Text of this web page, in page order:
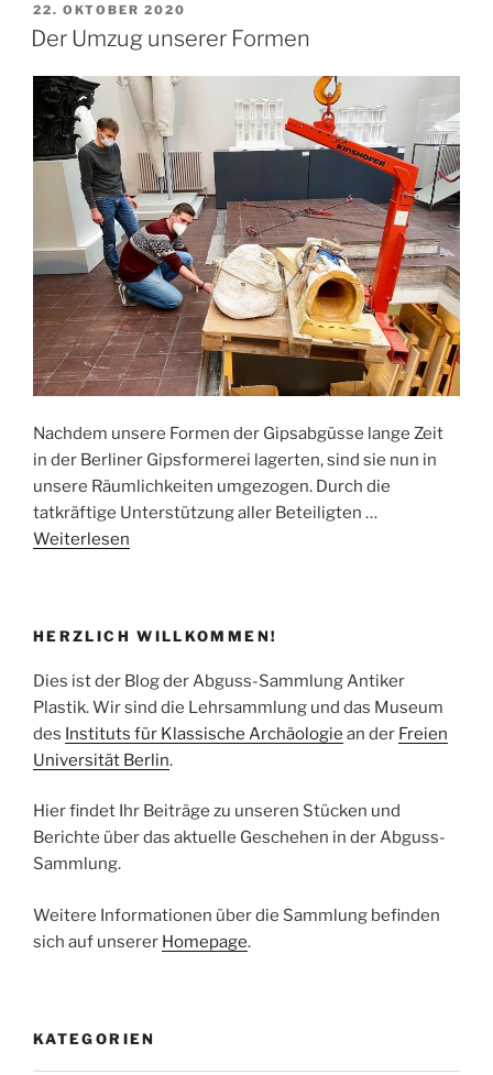
VERÖFFENTLICHT
AM
22. OKTOBER 2020
Der Umzug unserer Formen
Nachdem unsere Formen der Gipsabgüsse lange Zeit
in der Berliner Gipsformerei lagerten, sind sie nun in
unsere Räumlichkeiten umgezogen. Durch die
tatkräftige Unterstützung aller Beteiligten …
Weiterlesen
HERZLICH WILLKOMMEN!
Dies ist der Blog der Abguss-Sammlung Antiker
Plastik. Wir sind die Lehrsammlung und das Museum
des Instituts für Klassische Archäologie an der Freien
Universität Berlin.
Hier findet Ihr Beiträge zu unseren Stücken und
Berichte über das aktuelle Geschehen in der Abguss-
Sammlung.
Weitere Informationen über die Sammlung befinden
sich auf unserer Homepage.
KATEGORIEN